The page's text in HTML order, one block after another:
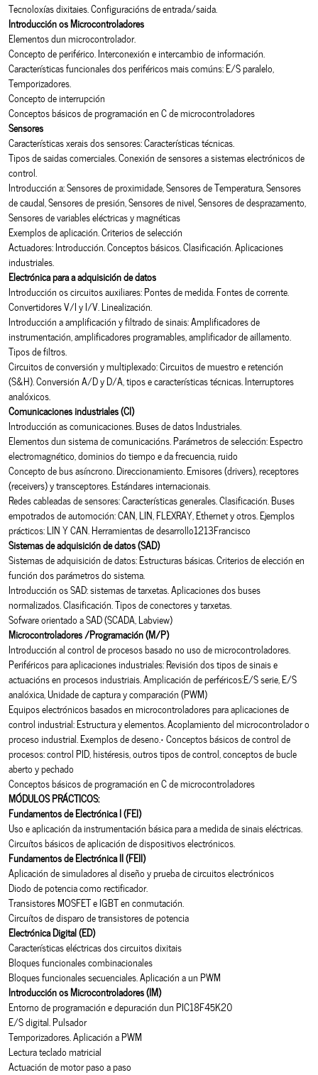
Tecnoloxías dixitaies. Configuracións de entrada/saida.
Introducción os Microcontroladores
Elementos dun microcontrolador.
Concepto de periférico. Interconexión e intercambio de información.
Características funcionales dos periféricos mais comúns: E/S paralelo,
Temporizadores.
Concepto de interrupción
Conceptos básicos de programación en C de microcontroladores
Sensores
Características xerais dos sensores: Características técnicas.
Tipos de saidas comerciales. Conexión de sensores a sistemas electrónicos de
control.
Introducción a: Sensores de proximidade, Sensores de Temperatura, Sensores
de caudal, Sensores de presión, Sensores de nivel, Sensores de desprazamento,
Sensores de variables eléctricas y magnéticas
Exemplos de aplicación. Criterios de selección
Actuadores: Introducción. Conceptos básicos. Clasificación. Aplicaciones
industriales.
Electrónica para a adquisición de datos
Introducción os circuitos auxiliares: Pontes de medida. Fontes de corrente.
Convertidores V/I y I/V. Linealización.
Introducción a amplificación y filtrado de sinais: Amplificadores de
instrumentación, amplificadores programables, amplificador de aillamento.
Tipos de filtros.
Circuitos de conversión y multiplexado: Circuitos de muestro e retención
(S&H). Conversión A/D y D/A, tipos e características técnicas. Interruptores
analóxicos.
Comunicaciones industriales (CI)
Introducción as comunicaciones. Buses de datos Industriales.
Elementos dun sistema de comunicacións. Parámetros de selección: Espectro
electromagnético, dominios do tiempo e da frecuencia, ruido
Concepto de bus asíncrono. Direccionamiento. Emisores (drivers), receptores
(receivers) y transceptores. Estándares internacionais.
Redes cableadas de sensores: Características generales. Clasificación. Buses
empotrados de automoción: CAN, LIN, FLEXRAY, Ethernet y otros. Ejemplos
prácticos: LIN Y CAN. Herramientas de desarrollo1213Francisco
Sistemas de adquisición de datos (SAD)
Sistemas de adquisición de datos: Estructuras básicas. Criterios de elección en
función dos parámetros do sistema.
Introducción os SAD: sistemas de tarxetas. Aplicaciones dos buses
normalizados. Clasificación. Tipos de conectores y tarxetas.
Sofware orientado a SAD (SCADA, Labview)
Microcontroladores /Programación (M/P)
Introducción al control de procesos basado no uso de microcontroladores.
Periféricos para aplicaciones industriales: Revisión dos tipos de sinais e
actuacións en procesos industriais. Amplicación de perféricos:E/S serie, E/S
analóxica, Unidade de captura y comparación (PWM)
Equipos electrónicos basados en microcontroladores para aplicaciones de
control industrial: Estructura y elementos. Acoplamiento del microcontrolador o
proceso industrial. Exemplos de deseno.• Conceptos básicos de control de
procesos: control PID, histéresis, outros tipos de control, conceptos de bucle
aberto y pechado
Conceptos básicos de programación en C de microcontroladores
MÓDULOS PRÁCTICOS:
Fundamentos de Electrónica I (FEI)
Uso e aplicación da instrumentación básica para a medida de sinais eléctricas.
Circuítos básicos de aplicación de dispositivos electrónicos.
Fundamentos de Electrónica II (FEII)
Aplicación de simuladores al diseño y prueba de circuitos electrónicos
Diodo de potencia como rectificador.
Transistores MOSFET e IGBT en conmutación.
Circuítos de disparo de transistores de potencia
Electrónica Digital (ED)
Características eléctricas dos circuitos dixitais
Bloques funcionales combinacionales
Bloques funcionales secuenciales. Aplicación a un PWM
Introducción os Microcontroladores (IM)
Entorno de programación e depuración dun PIC18F45K20
E/S digital. Pulsador
Temporizadores. Aplicación a PWM
Lectura teclado matricial
Actuación de motor paso a paso